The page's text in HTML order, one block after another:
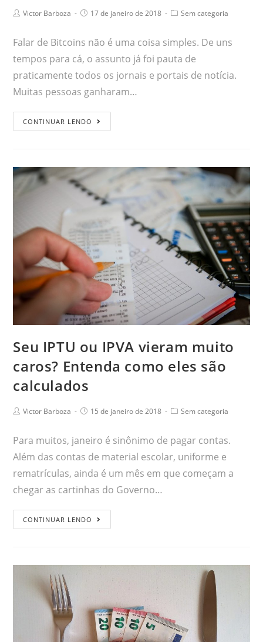
Victor Barboza 17 de janeiro de 2018 Sem categoria
Falar de Bitcoins não é uma coisa simples. De uns
tempos para cá, o assunto já foi pauta de
praticamente todos os jornais e portais de notícia.
Muitas pessoas ganharam…
CONTINUAR LENDO
Seu IPTU ou IPVA vieram muito
caros? Entenda como eles são
calculados
Victor Barboza 15 de janeiro de 2018 Sem categoria
Para muitos, janeiro é sinônimo de pagar contas.
Além das contas de material escolar, uniforme e
rematrículas, ainda é um mês em que começam a
chegar as cartinhas do Governo…
CONTINUAR LENDO